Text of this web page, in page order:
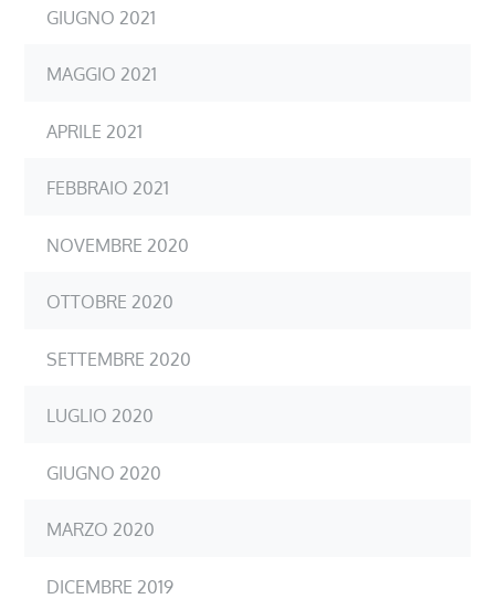
GIUGNO 2021
MAGGIO 2021
APRILE 2021
FEBBRAIO 2021
NOVEMBRE 2020
OTTOBRE 2020
SETTEMBRE 2020
LUGLIO 2020
GIUGNO 2020
MARZO 2020
DICEMBRE 2019